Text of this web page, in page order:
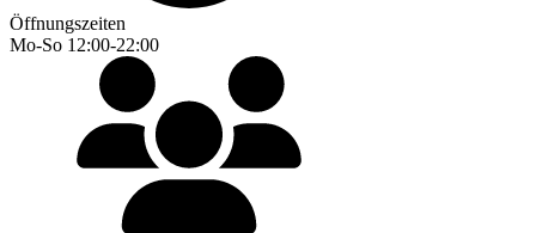
Öffnungszeiten
Mo-So 12:00-22:00